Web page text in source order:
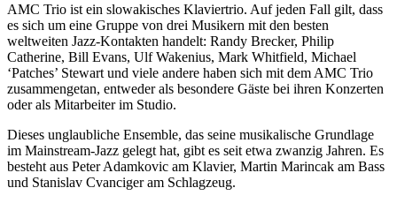
AMC Trio ist ein slowakisches Klaviertrio. Auf jeden Fall gilt, dass
es sich um eine Gruppe von drei Musikern mit den besten
weltweiten Jazz-Kontakten handelt: Randy Brecker, Philip
Catherine, Bill Evans, Ulf Wakenius, Mark Whitfield, Michael
‘Patches’ Stewart und viele andere haben sich mit dem AMC Trio
zusammengetan, entweder als besondere Gäste bei ihren Konzerten
oder als Mitarbeiter im Studio.
Dieses unglaubliche Ensemble, das seine musikalische Grundlage
im Mainstream-Jazz gelegt hat, gibt es seit etwa zwanzig Jahren. Es
besteht aus Peter Adamkovic am Klavier, Martin Marincak am Bass
und Stanislav Cvanciger am Schlagzeug.